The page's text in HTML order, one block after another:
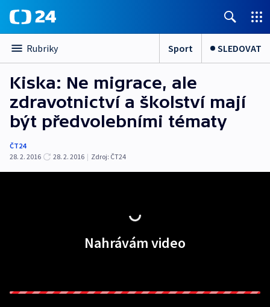
Rubriky Sport SLEDOVAT
Kiska: Ne migrace, ale
zdravotnictví a školství mají
být předvolebními tématy
ČT24
28. 2. 2016
28. 2. 2016 | Zdroj: ČT24
Nahrávám video